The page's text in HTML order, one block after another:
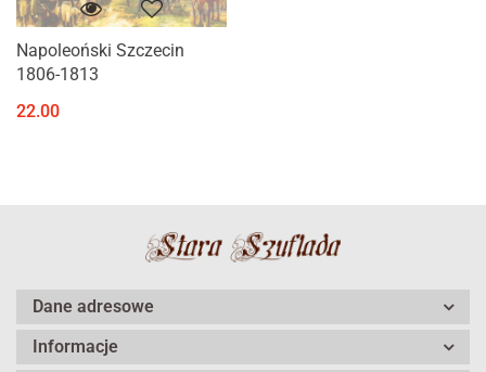
Napoleoński Szczecin
1806-1813
22.00
Dane adresowe
Informacje